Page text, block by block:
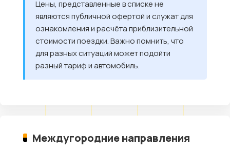
Цены, представленные в списке не
являются публичной офертой и служат для
ознакомления и расчёта приблизительной
стоимости поездки. Важно помнить, что
для разных ситуаций может подойти
разный тариф и автомобиль.
Междугородние направления